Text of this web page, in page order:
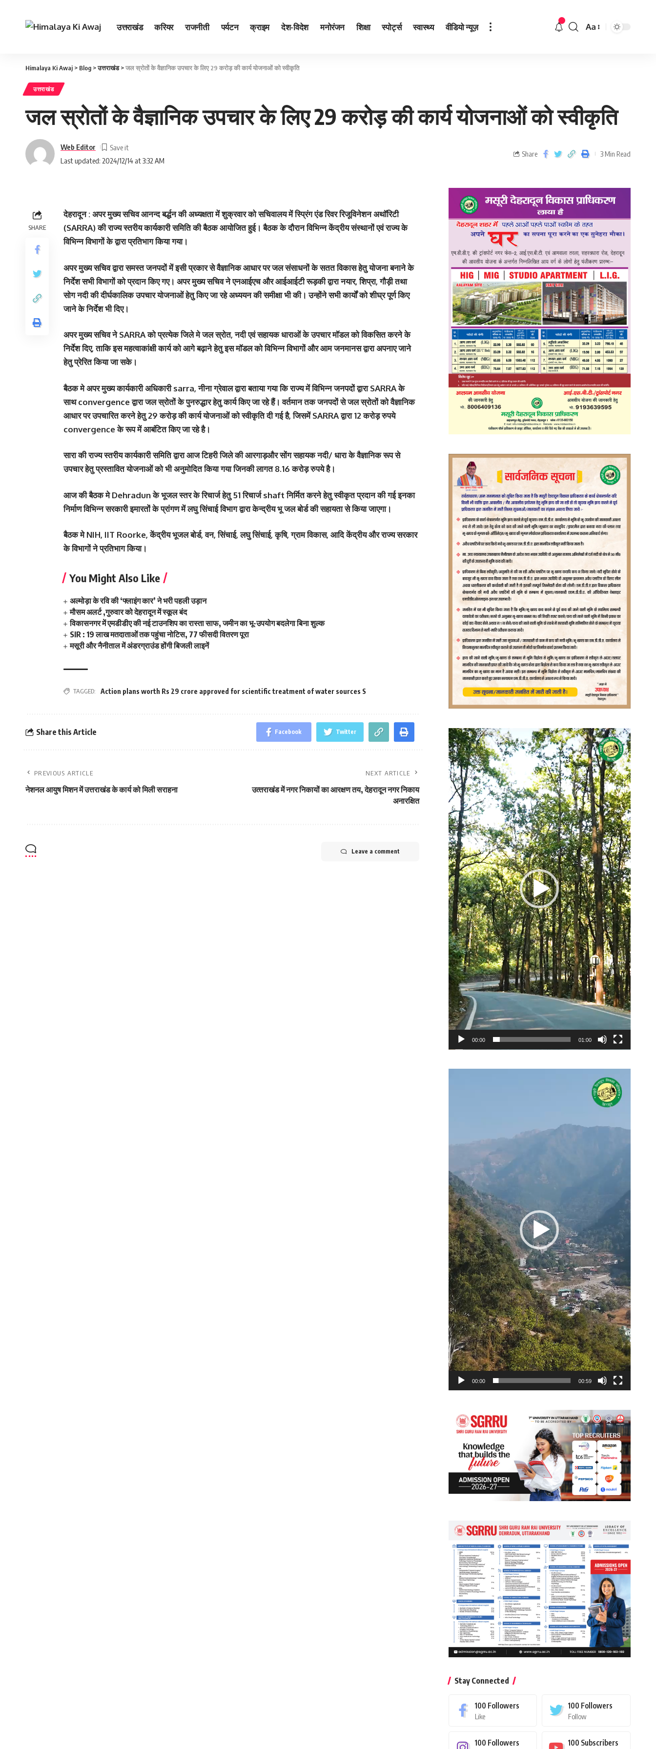
उत्तराखंड करियर राजनीती पर्यटन क्राइम देश-विदेश मनोरंजन शिक्षा स्पोर्ट्स स्वास्थ्य वीडियो न्यूज़ Aa
Himalaya Ki Awaj > Blog >उत्तराखंड>जल स्रोतों के वैज्ञानिक उपचार के लिए 29 करोड़ की कार्य योजनाओं को स्वीकृति
उत्तराखंड
जल स्रोतों के वैज्ञानिक उपचार के लिए 29 करोड़ की कार्य योजनाओं को स्वीकृति
Last updated: 2024/12/14 at 3:32 AM
Web Editor
Share 3 Min Read
SHARE
देहरादून : अपर मुख्य सचिव आनन्द बर्द्धन की अध्यक्षता में शुक्रवार को सचिवालय में स्प्रिंग एंड रिवर रिजूविनेशन अथॉरिटी
(SARRA) की राज्य स्तरीय कार्यकारी समिति की बैठक आयोजित हुई। बैठक के दौरान विभिन्न केंद्रीय संस्थानों एवं राज्य के
विभिन्न विभागों के द्वारा प्रतिभाग किया गया।
अपर मुख्य सचिव द्वारा समस्त जनपदों में इसी प्रकार से वैज्ञानिक आधार पर जल संसाधनों के सतत विकास हेतु योजना बनाने के
निर्देश सभी विभागों को प्रदान किए गए। अपर मुख्य सचिव ने एनआईएच और आईआईटी रूड़की द्वारा नयार, शिप्रा, गौड़ी तथा
सोग नदी की दीर्घकालिक उपचार योजनाओं हेतु किए जा रहे अध्ययन की समीक्षा भी की। उन्होंने सभी कार्यों को शीघ्र पूर्ण किए
जाने के निर्देश भी दिए।
अपर मुख्य सचिव ने SARRA को प्रत्येक जिले मे जल स्रोत, नदी एवं सहायक धाराओं के उपचार मॉडल को विकसित करने के
निर्देश दिए, ताकि इस महत्वाकांक्षी कार्य को आगे बढ़ाने हेतु इस मॉडल को विभिन्न विभागों और आम जनमानस द्वारा अपनाए जाने
हेतु प्रेरित किया जा सके।
बैठक मे अपर मुख्य कार्यकारी अधिकारी sarra, नीना ग्रेवाल द्वारा बताया गया कि राज्य में विभिन्न जनपदों द्वारा SARRA के
साथ convergence द्वारा जल स्रोतों के पुनरुद्धार हेतु कार्य किए जा रहे हैं। वर्तमान तक जनपदों से जल स्रोतों को वैज्ञानिक
आधार पर उपचारित करने हेतु 29 करोड़ की कार्य योजनाओं को स्वीकृति दी गई है, जिसमें SARRA द्वारा 12 करोड़ रुपये
convergence के रूप में आबंटित किए जा रहे है।
सारा की राज्य स्तरीय कार्यकारी समिति द्वारा आज टिहरी जिले की आरगाड़और सोंग सहायक नदी/ धारा के वैज्ञानिक रूप से
उपचार हेतु प्रस्तावित योजनाओं को भी अनुमोदित किया गया जिनकी लागत 8.16 करोड़ रुपये है।
आज की बैठक मे Dehradun के भूजल स्तर के रिचार्ज हेतु 51 रिचार्ज shaft निर्मित करने हेतु स्वीकृत प्रदान की गई इनका
निर्माण विभिन्न सरकारी इमारतों के प्रांगण में लघु सिंचाई विभाग द्वारा केन्द्रीय भू जल बोर्ड की सहायता से किया जाएगा।
बैठक मे NIH, IIT Roorke, केंद्रीय भूजल बोर्ड, वन, सिंचाई, लघु सिंचाई, कृषि, ग्राम विकास, आदि केंद्रीय और राज्य सरकार
के विभागों ने प्रतिभाग किया।
You Might Also Like
अल्मोड़ा के रवि की ‘फ्लाइंग कार’ ने भरी पहली उड़ान
मौसम अलर्ट ,गुरुवार को देहरादून में स्कूल बंद
विकासनगर में एमडीडीए की नई टाउनशिप का रास्ता साफ, जमीन का भू-उपयोग बदलेगा बिना शुल्क
SIR : 19 लाख मतदाताओं तक पहुंचा नोटिस, 77 फीसदी वितरण पूरा
मसूरी और नैनीताल में अंडरग्राउंड होंगी बिजली लाइनें
TAGGED: Action plans worth Rs 29 crore approved for scientific treatment of water sources S
Share this Article Facebook Twitter
PREVIOUS ARTICLE
नेशनल आयुष मिशन में उत्तराखंड के कार्य को मिली सराहना
NEXT ARTICLE
उत्‍तराखंड में नगर निकायों का आरक्षण तय, देहरादून नगर निकाय
अनारक्षित
Leave a comment
Video
Player
00:00 01:00
00:00 00:59
Stay Connected
100 Followers
Like
100 Followers
Follow
100 Followers 100 Subscribers